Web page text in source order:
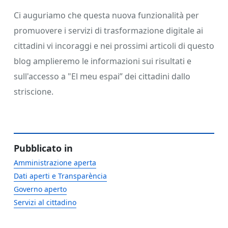
Ci auguriamo che questa nuova funzionalità per
promuovere i servizi di trasformazione digitale ai
cittadini vi incoraggi e nei prossimi articoli di questo
blog amplieremo le informazioni sui risultati e
sull'accesso a "El meu espai” dei cittadini dallo
striscione.
Pubblicato in
Amministrazione aperta
Dati aperti e Transparència
Governo aperto
Servizi al cittadino